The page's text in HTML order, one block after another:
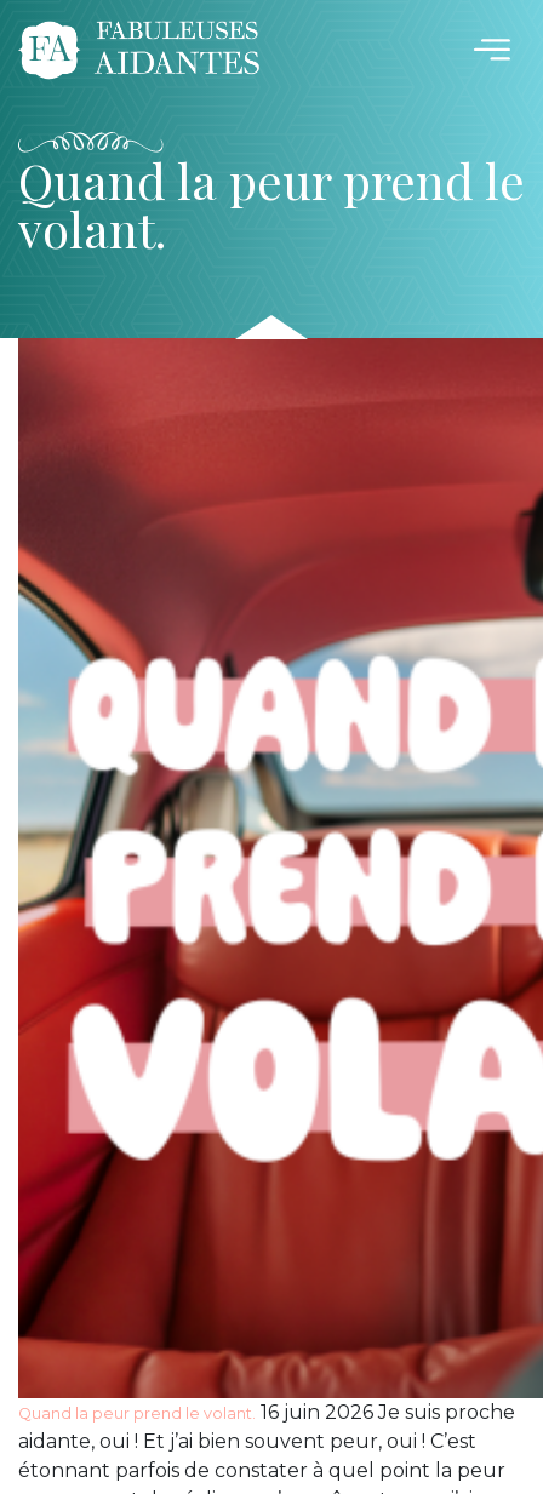
Quand la peur prend le
volant.
Quand la peur prend le volant. 16 juin 2026 Je suis proche
aidante, oui ! Et j’ai bien souvent peur, oui ! C’est
étonnant parfois de constater à quel point la peur